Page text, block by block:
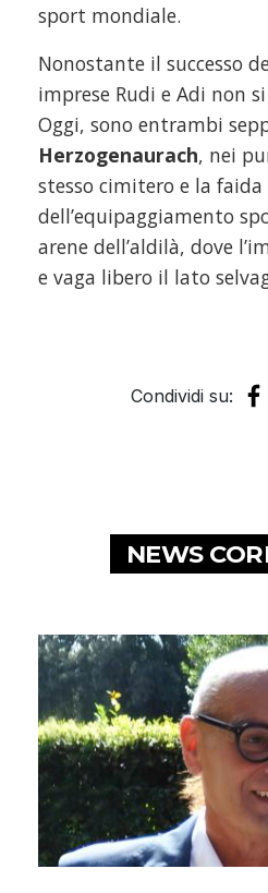
sport mondiale.
Nonostante il successo
imprese Rudi e Adi non
Oggi, sono entrambi
Herzogenaurach, nei
stesso cimitero e la
dell’equipaggiamento
arene dell’aldilà, dove
e vaga libero il lato
NEWS